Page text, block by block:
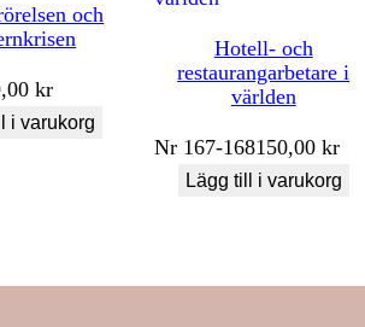
och
kr
i varukorg
Hotell- och
restaurangarbetare i
världen
Nr 167-168150,00 kr
Lägg till i varukorg